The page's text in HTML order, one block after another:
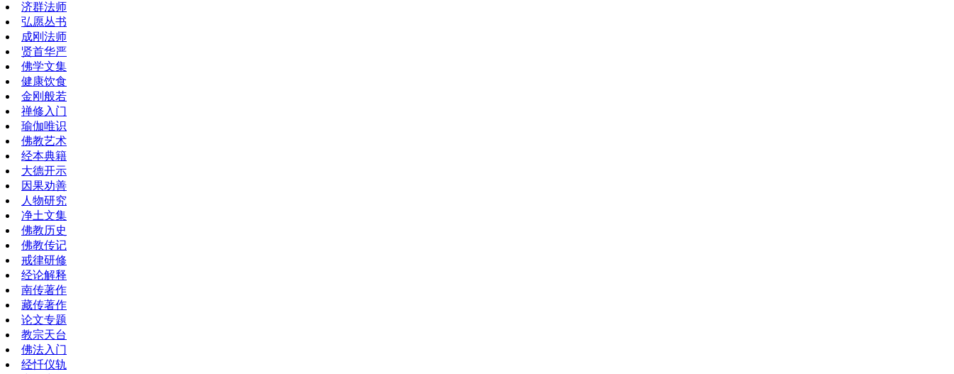
济群法师
弘愿丛书
成刚法师
贤首华严
佛学文集
健康饮食
金刚般若
禅修入门
瑜伽唯识
佛教艺术
经本典籍
大德开示
因果劝善
人物研究
净土文集
佛教历史
佛教传记
戒律研修
经论解释
南传著作
藏传著作
论文专题
教宗天台
佛法入门
经忏仪轨